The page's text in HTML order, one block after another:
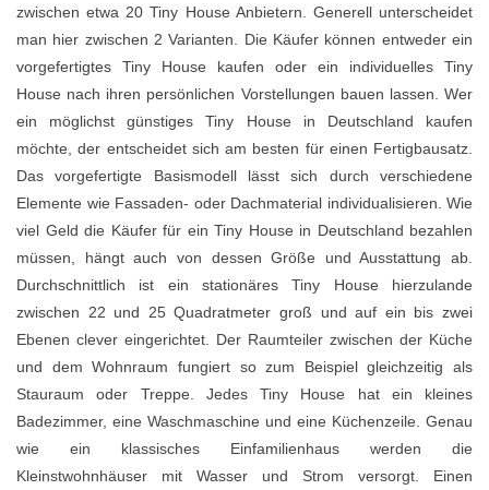
zwischen etwa 20 Tiny House Anbietern. Generell unterscheidet
man hier zwischen 2 Varianten. Die Käufer können entweder ein
vorgefertigtes Tiny House kaufen oder ein individuelles Tiny
House nach ihren persönlichen Vorstellungen bauen lassen. Wer
ein möglichst günstiges Tiny House in Deutschland kaufen
möchte, der entscheidet sich am besten für einen Fertigbausatz.
Das vorgefertigte Basismodell lässt sich durch verschiedene
Elemente wie Fassaden- oder Dachmaterial individualisieren. Wie
viel Geld die Käufer für ein Tiny House in Deutschland bezahlen
müssen, hängt auch von dessen Größe und Ausstattung ab.
Durchschnittlich ist ein stationäres Tiny House hierzulande
zwischen 22 und 25 Quadratmeter groß und auf ein bis zwei
Ebenen clever eingerichtet. Der Raumteiler zwischen der Küche
und dem Wohnraum fungiert so zum Beispiel gleichzeitig als
Stauraum oder Treppe. Jedes Tiny House hat ein kleines
Badezimmer, eine Waschmaschine und eine Küchenzeile. Genau
wie ein klassisches Einfamilienhaus werden die
Kleinstwohnhäuser mit Wasser und Strom versorgt. Einen